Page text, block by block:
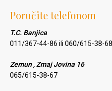
Poručite telefonom
T.C. Banjica
011/367-44-86 ili 060/615-38-68
Zemun , Zmaj Jovina 16
065/615-38-67